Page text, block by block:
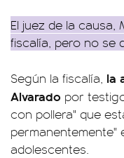
El juez de la
fiscalía, pero no se
Según la fiscalía, la
Alvarado por
con pollera" que
permanentemente"
adolescentes.